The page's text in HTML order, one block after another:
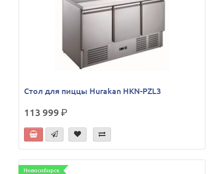
Стол для пиццы Hurakan HKN-PZL3
113 999р.
Новосибирск